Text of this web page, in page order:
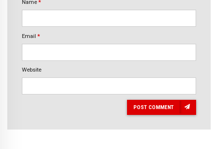
Name *
Email *
Website
POST COMMENT